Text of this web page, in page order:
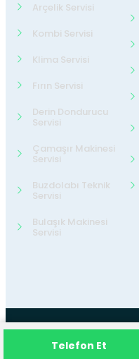
Arçelik Servisi
Kombi Servisi
Klima Servisi
Fırın Servisi
Derin Dondurucu
Servisi
Çamaşır Makinesi
Servisi
Buzdolabı Teknik
Servisi
Bulaşık Makinesi
Servisi
©202624
Telefon Et